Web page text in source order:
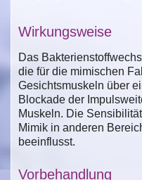
Wirkungsweise
Das
die für die mimischen
Gesichtsmuskeln über
Blockade der
Muskeln. Die
Mimik in anderen
beeinflusst.
Vorbehandlung